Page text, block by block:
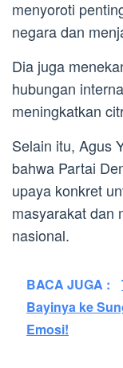
menyoroti
negara dan
Dia juga
hubungan
meningkatkan
Selain itu, Agus
bahwa Partai
upaya konkret
masyarakat dan
nasional.
BACA JUGA :
Bayinya ke
Emosi!